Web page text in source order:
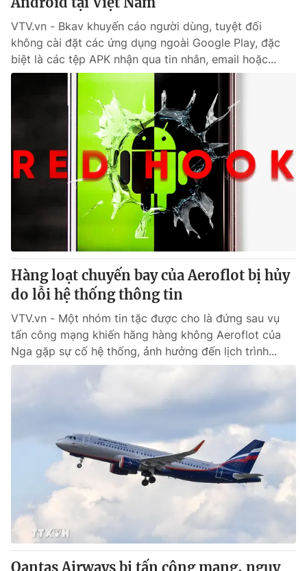
thuận bằng văn bản. Ghi rõ nguồn VTV.vn khi phát hành lại
thông tin từ website này.
VTV.vn - Bkav khuyến cáo người dùng, tuyệt đối
không cài đặt các ứng dụng ngoài Google Play, đặc
biệt là các tệp APK nhận qua tin nhắn, email hoặc...
Hàng loạt chuyến bay của Aeroflot bị hủy
do lỗi hệ thống thông tin
VTV.vn - Một nhóm tin tặc được cho là đứng sau vụ
tấn công mạng khiến hãng hàng không Aeroflot của
Nga gặp sự cố hệ thống, ảnh hưởng đến lịch trình...
Qantas Airways bị tấn công mạng, nguy